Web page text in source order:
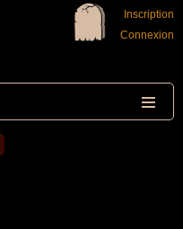
Inscription
Connexion